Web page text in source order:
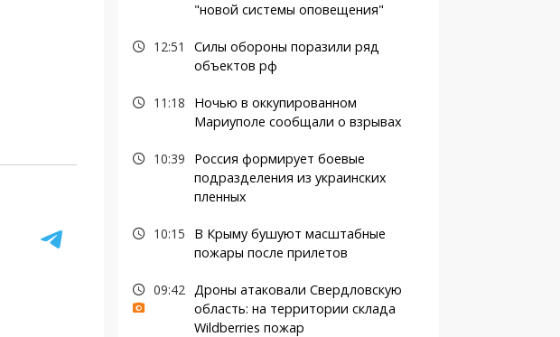
"новой системы оповещения"
12:51
Силы обороны поразили ряд
объектов рф
11:18
Ночью в оккупированном
Мариуполе сообщали о взрывах
10:39
Россия формирует боевые
подразделения из украинских
пленных
10:15
В Крыму бушуют масштабные
пожары после прилетов
09:42 Дроны атаковали Свердловскую
область: на территории склада
Wildberries пожар